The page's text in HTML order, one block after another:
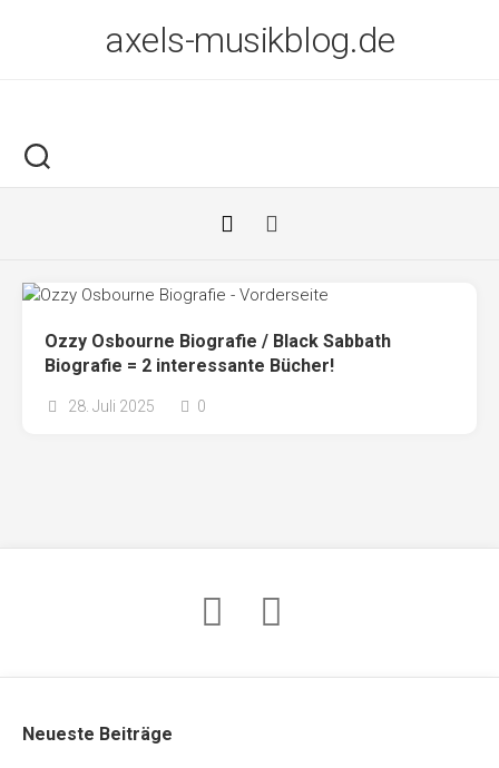
axels-musikblog.de
Ozzy Osbourne Biografie / Black Sabbath
Biografie = 2 interessante Bücher!
28. Juli 2025 0
Neueste Beiträge